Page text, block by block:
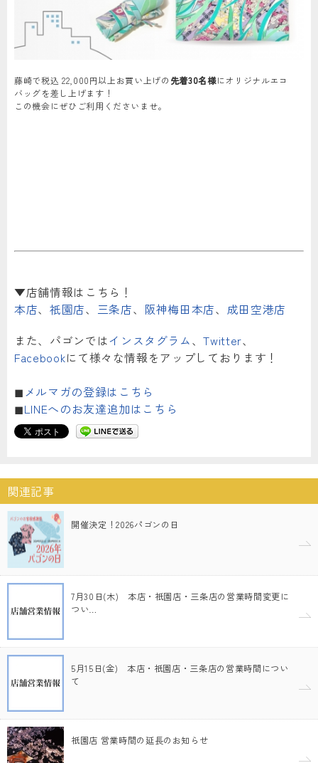
藤崎で税込 22,000円以上お買い上げの 先着30名様にオリジナルエコ
バッグを差し上げます！
この機会にぜひご利用くださいませ。
▼店舗情報はこちら！
本店、 祇園店、 三条店、 阪神梅田本店、 成田空港店
また、パゴンではインスタグラム、Twitter、
Facebookにて様々な情報をアップしております！
◼︎メルマガの登録はこちら
◼︎LINEへのお友達追加はこちら
関連記事
開催決定！2026パゴンの日
7月30日(木) 本店・祇園店・三条店の営業時間変更に
つい…
5月15日(金) 本店・祇園店・三条店の営業時間につい
て
祇園店 営業時間の延長のお知らせ